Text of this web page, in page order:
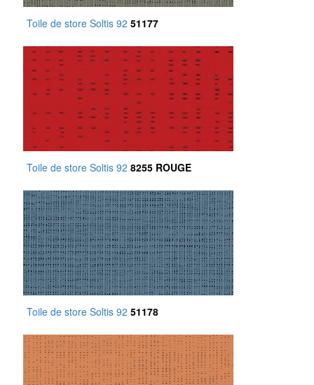
Toile de store Soltis 92 51177
Toile de store Soltis 92 8255 ROUGE
Toile de store Soltis 92 51178